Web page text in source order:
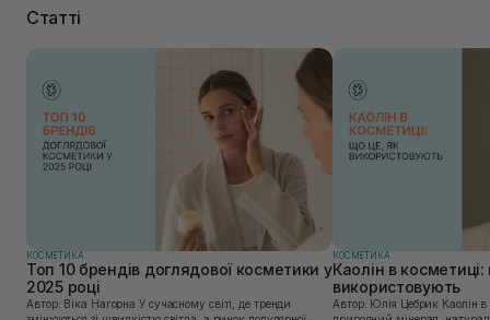
Статті
КОСМЕТИКА
Топ 10 брендів доглядової косметики у
2025 році
Автор: Віка Нагорна У сучасному світі, де тренди
КОСМЕТИКА
Каолін в
використовують
Автор: Юлія Цебрик Каолін в косметології – це